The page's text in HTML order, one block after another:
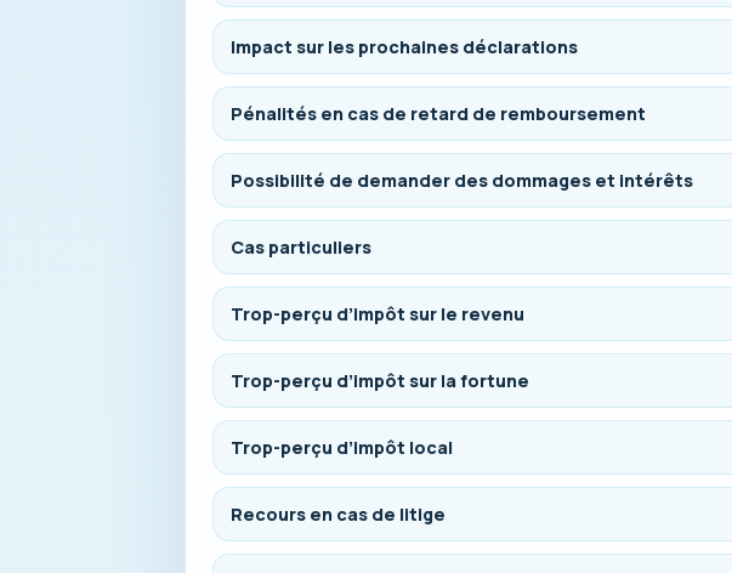
Impact sur les prochaines déclarations
Pénalités en cas de retard de remboursement
Possibilité de demander des dommages et intérêts
Cas particuliers
Trop-perçu d’impôt sur le revenu
Trop-perçu d’impôt sur la fortune
Trop-perçu d’impôt local
Recours en cas de litige